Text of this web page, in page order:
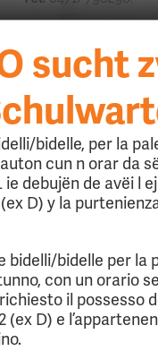
sucht
bidelle, per la
cun n orar da
ie debujën de avëi l
D) y la
bidelli/bidelle per la
con un orario
il possesso
(ex D) e